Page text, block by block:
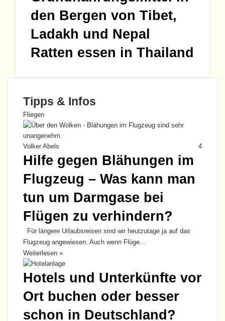
den Bergen von Tibet,
Ladakh und Nepal
Ratten essen in Thailand
Tipps & Infos
Fliegen
Volker Abels 4
Hilfe gegen Blähungen im
Flugzeug – Was kann man
tun um Darmgase bei
Flügen zu verhindern?
Für längere Urlaubsreisen sind wir heutzutage ja auf das
Flugzeug angewiesen. Auch wenn Flüge…
Weiterlesen »
Hotels und Unterkünfte vor
Ort buchen oder besser
schon in Deutschland?